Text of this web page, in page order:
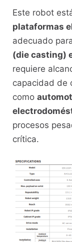
Este robot
plataformas
adecuado
(die casting)
requiere
capacidad de
como
procesos
crítica.